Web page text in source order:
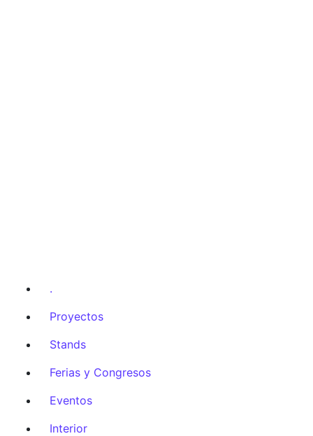
.
Proyectos
Stands
Ferias y Congresos
Eventos
Interior